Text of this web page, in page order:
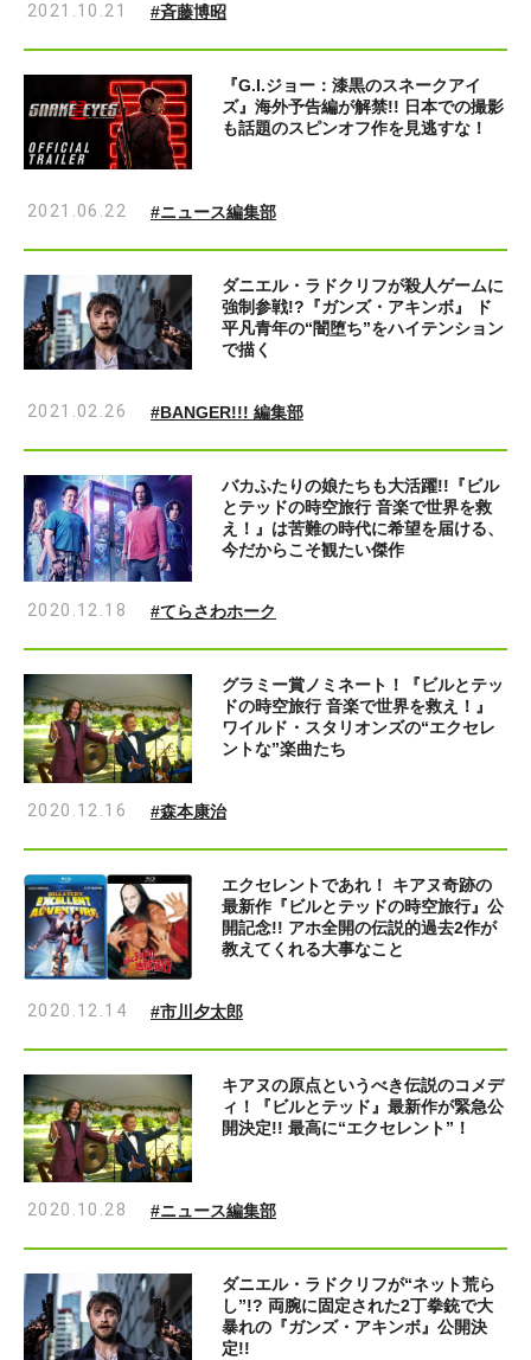
2021.10.21 #斉藤博昭
『G.I.ジョー：漆黒のスネークアイ
ズ』海外予告編が解禁!! 日本での撮影
も話題のスピンオフ作を見逃すな！
2021.06.22 #ニュース編集部
ダニエル・ラドクリフが殺人ゲームに
強制参戦!?『ガンズ・アキンボ』 ド
平凡青年の“闇堕ち”をハイテンション
で描く
2021.02.26 #BANGER!!! 編集部
バカふたりの娘たちも大活躍!!『ビル
とテッドの時空旅行 音楽で世界を救
え！』は苦難の時代に希望を届ける、
今だからこそ観たい傑作
2020.12.18 #てらさわホーク
グラミー賞ノミネート！『ビルとテッ
ドの時空旅行 音楽で世界を救え！』
ワイルド・スタリオンズの“エクセレ
ントな”楽曲たち
2020.12.16 #森本康治
エクセレントであれ！ キアヌ奇跡の
最新作『ビルとテッドの時空旅行』公
開記念!! アホ全開の伝説的過去2作が
教えてくれる大事なこと
2020.12.14 #市川夕太郎
キアヌの原点というべき伝説のコメデ
ィ！『ビルとテッド』最新作が緊急公
開決定!! 最高に“エクセレント”！
2020.10.28 #ニュース編集部
ダニエル・ラドクリフが“ネット荒ら
し”!? 両腕に固定された2丁拳銃で大
暴れの『ガンズ・アキンボ』公開決
定!!